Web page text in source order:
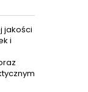
jakości
i